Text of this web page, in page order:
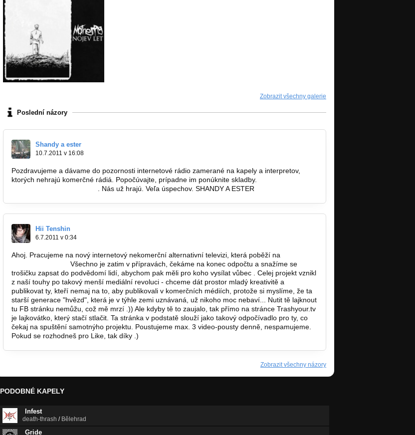
Zobrazit všechny galerie
Poslední názory
Shandy a ester
10.7.2011 v 16:08
Pozdravujeme a dávame do pozornosti internetové rádio zamerané na kapely a interpretov,
ktorých nehrajú komerčné rádiá. Popočúvajte, prípadne im ponúknite skladby.
. Nás už hrajú. Veľa úspechov. SHANDY A ESTER
Hii Tenshin
6.7.2011 v 0:34
Ahoj. Pracujeme na nový internetový nekomerční alternativní televizi, která poběží na
Všechno je zatim v přípravách, čekáme na konec odpočtu a snažíme se
trošičku zapsat do podvědomí lidí, abychom pak měli pro koho vysílat vůbec . Celej projekt vznikl
z naší touhy po takový menší mediální revoluci - chceme dát prostor mladý kreativitě a
publikovat ty, kteří nemaj na to, aby publikovali v komerčních médiích, protože si myslíme, že ta
starší generace "hvězd", která je v týhle zemi uznávaná, už nikoho moc nebaví... Nutit tě lajknout
tu FB stránku nemůžu, což mě mrzí .)) Ale kdyby tě to zaujalo, tak přímo na stránce Trashyour.tv
je lajkovátko, který stačí stlačit. Ta stránka v podstatě slouží jako takový odpočívadlo pro ty, co
čekaj na spuštění samotnýho projektu. Poustujeme max. 3 video-pousty denně, nespamujeme.
Pokud se rozhodneš pro Like, tak díky .)
Zobrazit všechny názory
PODOBNÉ KAPELY
Infest
death-thrash / Bělehrad
Gride